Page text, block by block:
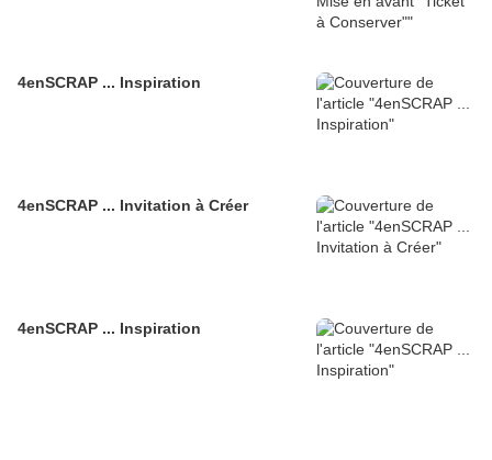
4enSCRAP ... Inspiration
4enSCRAP ... Invitation à Créer
4enSCRAP ... Inspiration